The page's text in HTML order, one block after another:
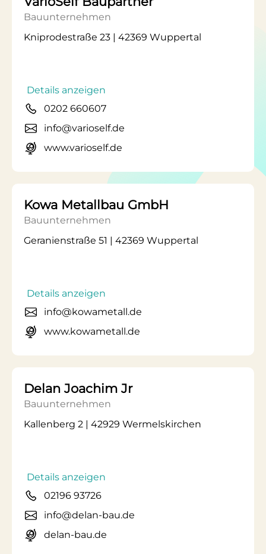
Bauunternehmen
Kniprodestraße 23 | 42369 Wuppertal
Details anzeigen
0202 660607
info@varioself.de
www.varioself.de
Kowa Metallbau GmbH
Bauunternehmen
Geranienstraße 51 | 42369 Wuppertal
Details anzeigen
info@kowametall.de
www.kowametall.de
Delan Joachim Jr
Bauunternehmen
Kallenberg 2 | 42929 Wermelskirchen
Details anzeigen
02196 93726
info@delan-bau.de
delan-bau.de